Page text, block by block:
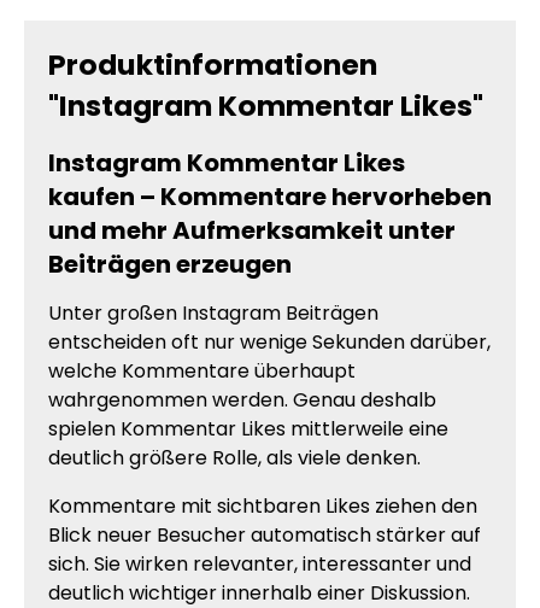
Produktinformationen
"Instagram Kommentar Likes"
Instagram Kommentar Likes
kaufen – Kommentare hervorheben
und mehr Aufmerksamkeit unter
Beiträgen erzeugen
Unter großen Instagram Beiträgen
entscheiden oft nur wenige Sekunden darüber,
welche Kommentare überhaupt
wahrgenommen werden. Genau deshalb
spielen Kommentar Likes mittlerweile eine
deutlich größere Rolle, als viele denken.
Kommentare mit sichtbaren Likes ziehen den
Blick neuer Besucher automatisch stärker auf
sich. Sie wirken relevanter, interessanter und
deutlich wichtiger innerhalb einer Diskussion.